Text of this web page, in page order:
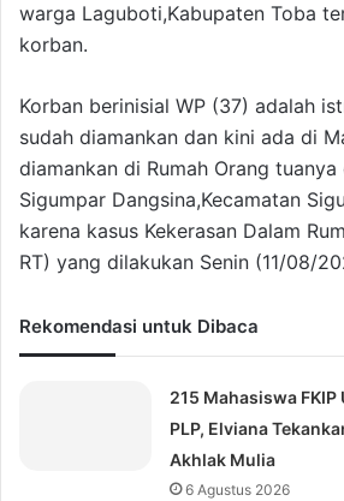
warga Laguboti,Kabupaten Toba
korban.
Korban berinisial WP (37) adalah
sudah diamankan dan kini ada di
diamankan di Rumah Orang tuanya
Sigumpar Dangsina,Kecamatan
karena kasus Kekerasan Dalam
RT) yang dilakukan Senin (11/08/
Rekomendasi untuk Dibaca
215 Mahasiswa FKIP
PLP, Elviana
Akhlak Mulia
6 Agustus 2026